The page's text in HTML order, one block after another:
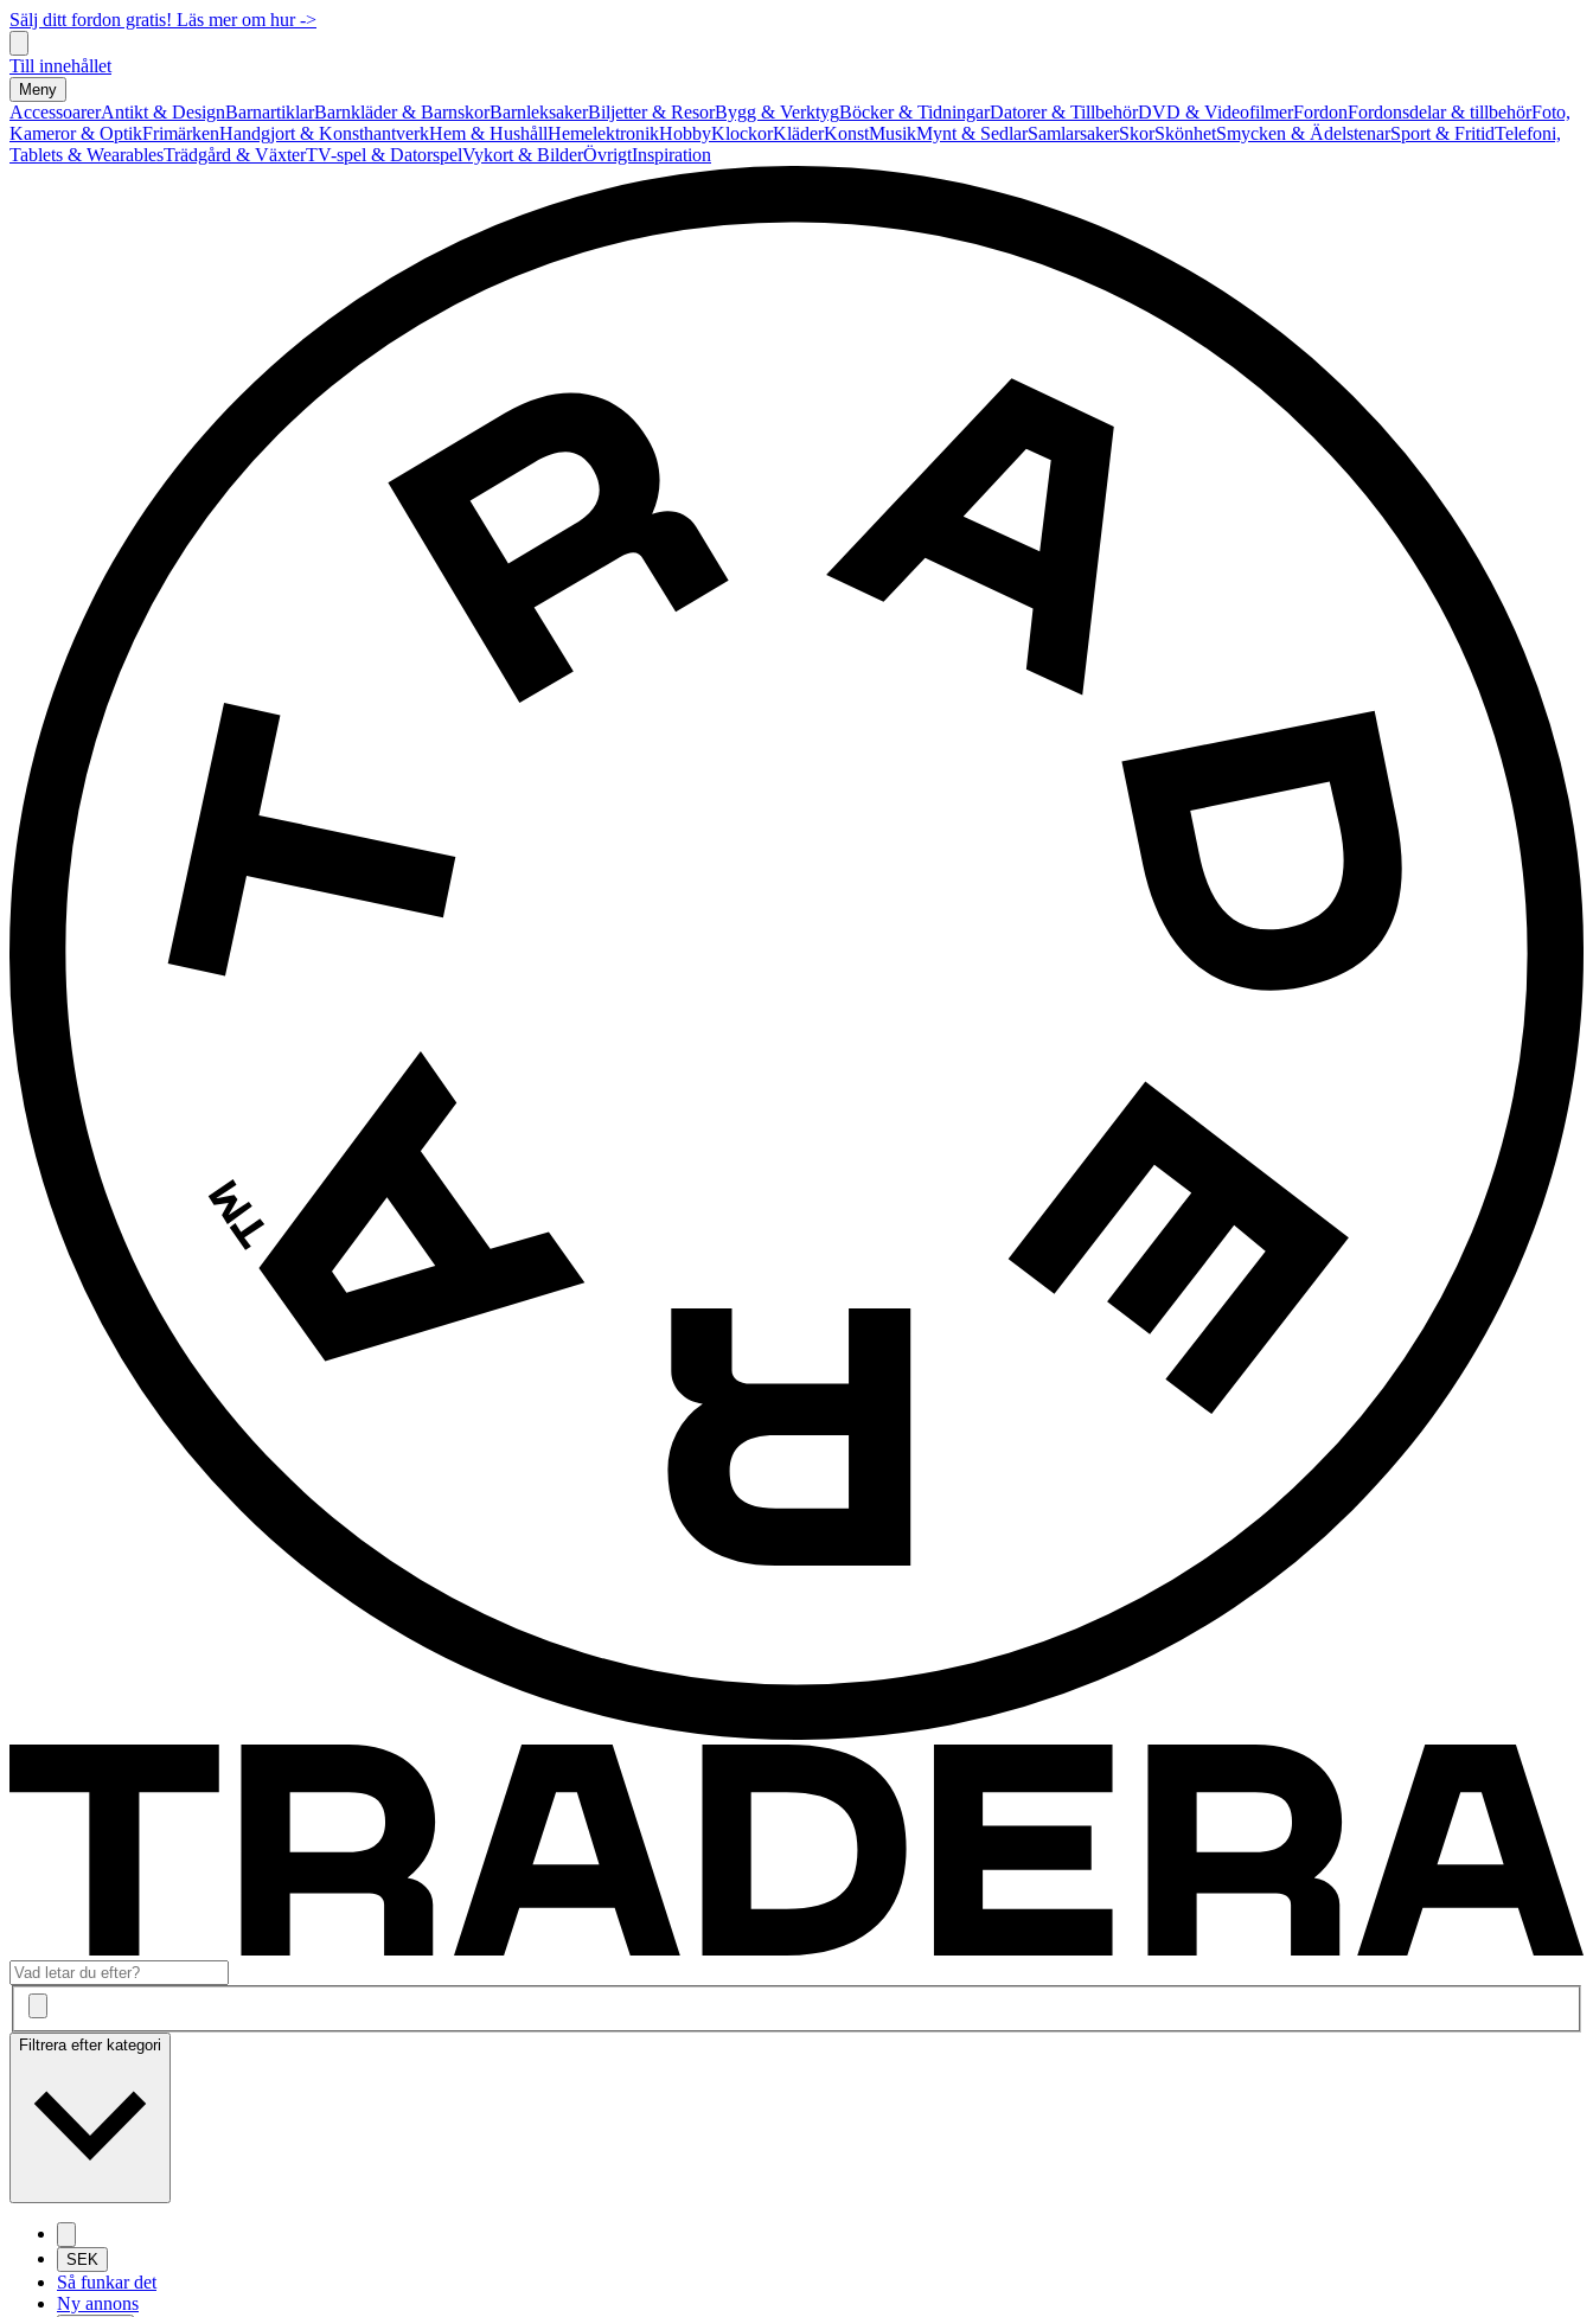
Sälj ditt fordon gratis! Läs mer om hur ->
Till innehållet
Meny
AccessoarerAntikt & DesignBarnartiklarBarnkläder & BarnskorBarnleksakerBiljetter & ResorBygg & VerktygBöcker & TidningarDatorer & TillbehörDVD & VideofilmerFordonFordonsdelar & tillbehörFoto,
Kameror & OptikFrimärkenHandgjort & KonsthantverkHem & HushållHemelektronikHobbyKlockorKläderKonstMusikMynt & SedlarSamlarsakerSkorSkönhetSmycken & ÄdelstenarSport & FritidTelefoni,
Tablets & WearablesTrädgård & VäxterTV-spel & DatorspelVykort & BilderÖvrigtInspiration
Filtrera efter kategori
SEK
Så funkar det
Ny annons